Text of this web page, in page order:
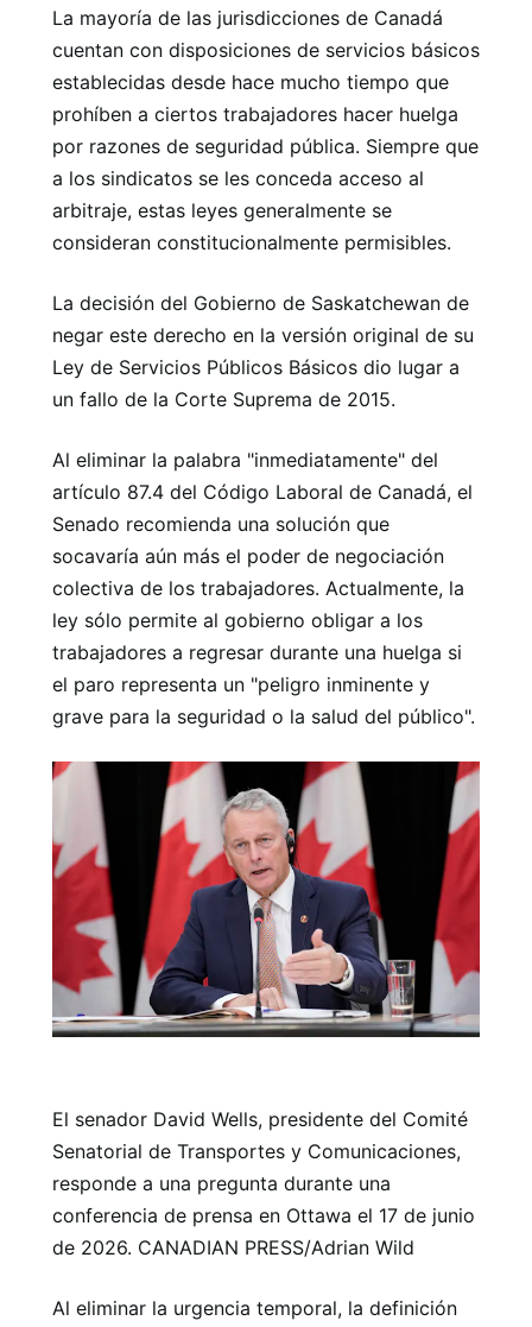
La mayoría de las jurisdicciones de Canadá
cuentan con disposiciones de servicios básicos
establecidas desde hace mucho tiempo que
prohíben a ciertos trabajadores hacer huelga
por razones de seguridad pública. Siempre que
a los sindicatos se les conceda acceso al
arbitraje, estas leyes generalmente se
consideran constitucionalmente permisibles.
La decisión del Gobierno de Saskatchewan de
negar este derecho en la versión original de su
Ley de Servicios Públicos Básicos dio lugar a
un fallo de la Corte Suprema de 2015.
Al eliminar la palabra "inmediatamente" del
artículo 87.4 del Código Laboral de Canadá, el
Senado recomienda una solución que
socavaría aún más el poder de negociación
colectiva de los trabajadores. Actualmente, la
ley sólo permite al gobierno obligar a los
trabajadores a regresar durante una huelga si
el paro representa un "peligro inminente y
grave para la seguridad o la salud del público".
El senador David Wells, presidente del Comité
Senatorial de Transportes y Comunicaciones,
responde a una pregunta durante una
conferencia de prensa en Ottawa el 17 de junio
de 2026. CANADIAN PRESS/Adrian Wild
Al eliminar la urgencia temporal, la definición